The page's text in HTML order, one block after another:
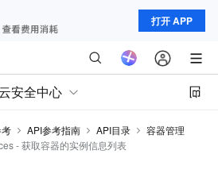
打开 APP
安全中心
API参考指南 API目录
容器管理
- 获取容器的实例信息列表